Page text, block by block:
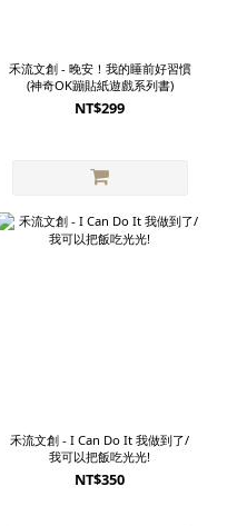
禾流文創 - 晚安！我的睡前好習慣
(神奇OK蹦貼紙遊戲系列書)
NT$299
禾流文創 - I Can Do It 我做到了/
我可以把飯吃光光!
NT$350